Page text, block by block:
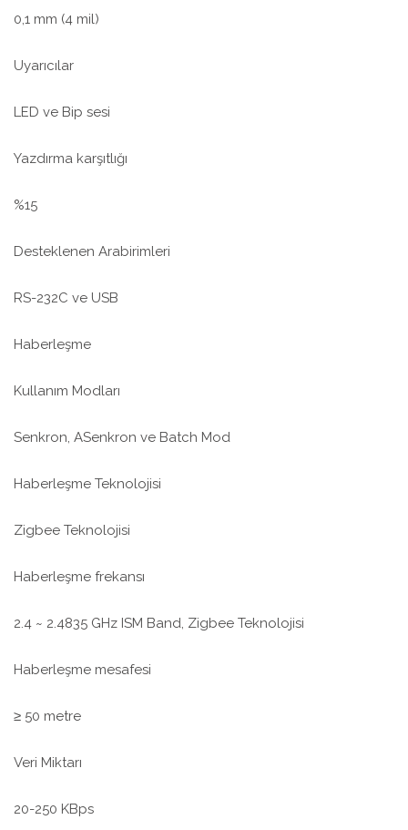
0,1 mm (4 mil)
Uyarıcılar
LED ve Bip sesi
Yazdırma karşıtlığı
%15
Desteklenen Arabirimleri
RS-232C ve USB
Haberleşme
Kullanım Modları
Senkron, ASenkron ve Batch Mod
Haberleşme Teknolojisi
Zigbee Teknolojisi
Haberleşme frekansı
2.4 ~ 2.4835 GHz ISM Band, Zigbee Teknolojisi
Haberleşme mesafesi
≥ 50 metre
Veri Miktarı
20-250 KBps